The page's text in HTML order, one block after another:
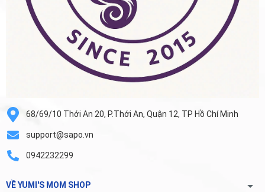
68/69/10 Thới An 20, P.Thới An, Quận 12, TP Hồ Chí Minh
support@sapo.vn
0942232299
VỀ YUMI'S MOM SHOP